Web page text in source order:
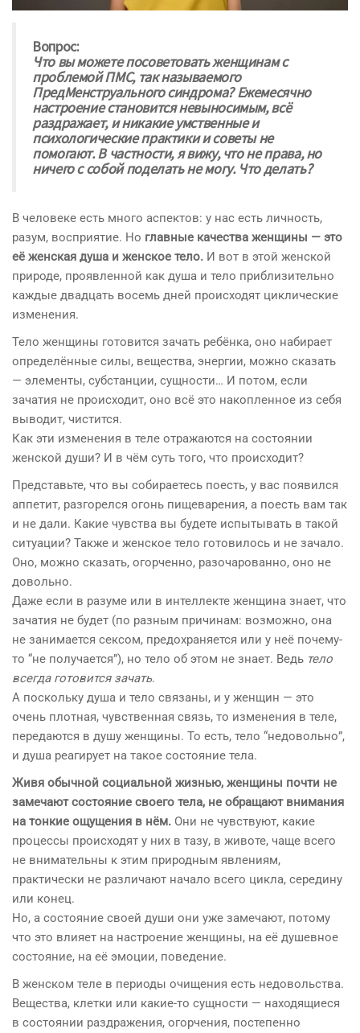
Вопрос:
Что вы можете посоветовать женщинам с
проблемой ПМС, так называемого
ПредМенструального синдрома? Ежемесячно
настроение становится невыносимым, всё
раздражает, и никакие умственные и
психологические практики и советы не
помогают. В частности, я вижу, что не права, но
ничего с собой поделать не могу. Что делать?
В человеке есть много аспектов: у нас есть личность,
разум, восприятие. Но главные качества женщины — это
её женская душа и женское тело. И вот в этой женской
природе, проявленной как душа и тело приблизительно
каждые двадцать восемь дней происходят циклические
изменения.
Тело женщины готовится зачать ребёнка, оно набирает
определённые силы, вещества, энергии, можно сказать
— элементы, субстанции, сущности… И потом, если
зачатия не происходит, оно всё это накопленное из себя
выводит, чистится.
Как эти изменения в теле отражаются на состоянии
женской души? И в чём суть того, что происходит?
Представьте, что вы собираетесь поесть, у вас появился
аппетит, разгорелся огонь пищеварения, а поесть вам так
и не дали. Какие чувства вы будете испытывать в такой
ситуации? Также и женское тело готовилось и не зачало.
Оно, можно сказать, огорченно, разочарованно, оно не
довольно.
Даже если в разуме или в интеллекте женщина знает, что
зачатия не будет (по разным причинам: возможно, она
не занимается сексом, предохраняется или у неё почему-
то “не получается”), но тело об этом не знает. Ведь тело
всегда готовится зачать.
А поскольку душа и тело связаны, и у женщин — это
очень плотная, чувственная связь, то изменения в теле,
передаются в душу женщины. То есть, тело “недовольно”,
и душа реагирует на такое состояние тела.
Живя обычной социальной жизнью, женщины почти не
замечают состояние своего тела, не обращают внимания
на тонкие ощущения в нём. Они не чувствуют, какие
процессы происходят у них в тазу, в животе, чаще всего
не внимательны к этим природным явлениям,
практически не различают начало всего цикла, середину
или конец.
Но, а состояние своей души они уже замечают, потому
что это влияет на настроение женщины, на её душевное
состояние, на её эмоции, поведение.
В женском теле в периоды очищения есть недовольства.
Вещества, клетки или какие-то сущности — находящиеся
в состоянии раздражения, огорчения, постепенно